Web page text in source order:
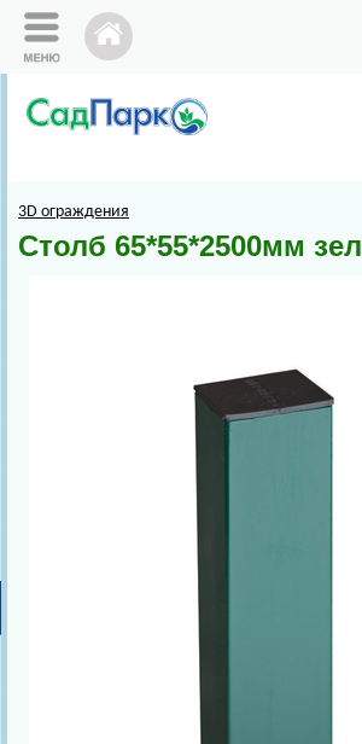
3D ограждения
Столб 65*55*2500мм